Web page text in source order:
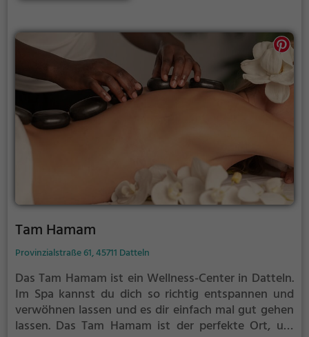
Tam Hamam
Provinzialstraße 61, 45711 Datteln
Das Tam Hamam ist ein Wellness-Center in Datteln.
Im Spa kannst du dich so richtig entspannen und
verwöhnen lassen und es dir einfach mal gut gehen
lassen. Das Tam Hamam ist der perfekte Ort, um